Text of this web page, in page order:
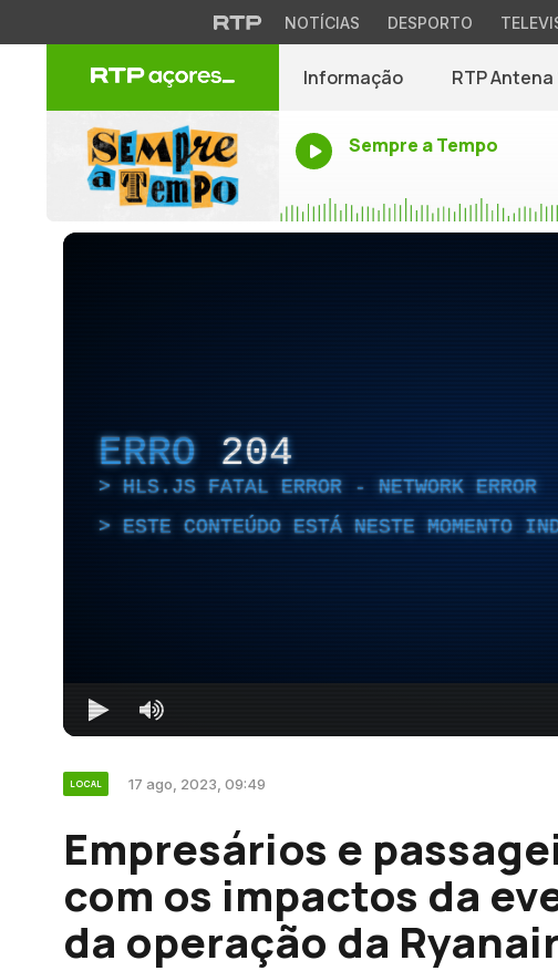
NOTÍCIAS DESPORTO
Informação RTP Antena
Sempre a Tempo
ERRO 204
HLS.JS FATAL ERROR - NETWORK ERROR
ESTE CONTEÚDO ESTÁ NESTE MOMENTO
LOCAL 17 ago, 2023, 09:49
Empresários e
com os impactos da
da operação da